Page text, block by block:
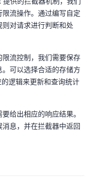
流操作。通过编写自定
对请求进行判断和处
限流控制，我们需要保存
可以选择合适的存储方
逻辑来更新和查询统计
给出相应的响应结果。
息，并在拦截器中返回